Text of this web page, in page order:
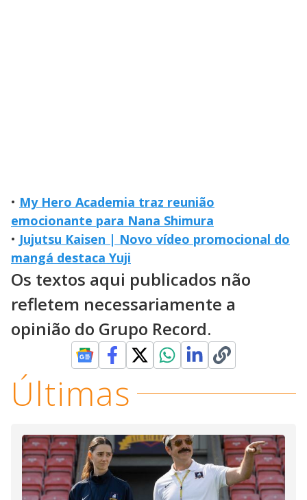
• My Hero Academia traz reunião
emocionante para Nana Shimura
• Jujutsu Kaisen | Novo vídeo promocional do
mangá destaca Yuji
Os textos aqui publicados não
refletem necessariamente a
opinião do Grupo Record.
Últimas